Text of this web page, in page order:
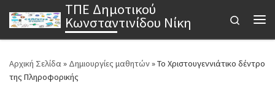
Μετάβαση στο περιεχόμενο
ΤΠΕ Δημοτικού
Κωνσταντινίδου Νίκη
Search
Αρχική Σελίδα» Δημιουργίες μαθητών»Το Χριστουγεννιάτικο δέντρο
της Πληροφορικής